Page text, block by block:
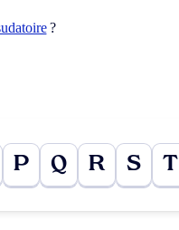
?
P Q R S T